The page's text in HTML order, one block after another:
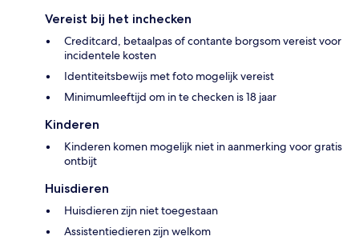
Vereist bij het inchecken
Creditcard, betaalpas of contante borgsom vereist voor
incidentele kosten
Identiteitsbewijs met foto mogelijk vereist
Minimumleeftijd om in te checken is 18 jaar
Kinderen
Kinderen komen mogelijk niet in aanmerking voor gratis
ontbijt
Huisdieren
Huisdieren zijn niet toegestaan
Assistentiedieren zijn welkom